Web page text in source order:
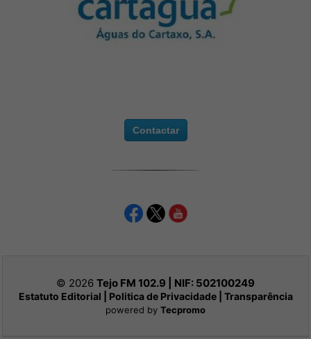
Contactar
© 2026 Tejo FM 102.9 | NIF: 502100249
Estatuto Editorial Politica de Privacidade| Transparência
powered by Tecpromo